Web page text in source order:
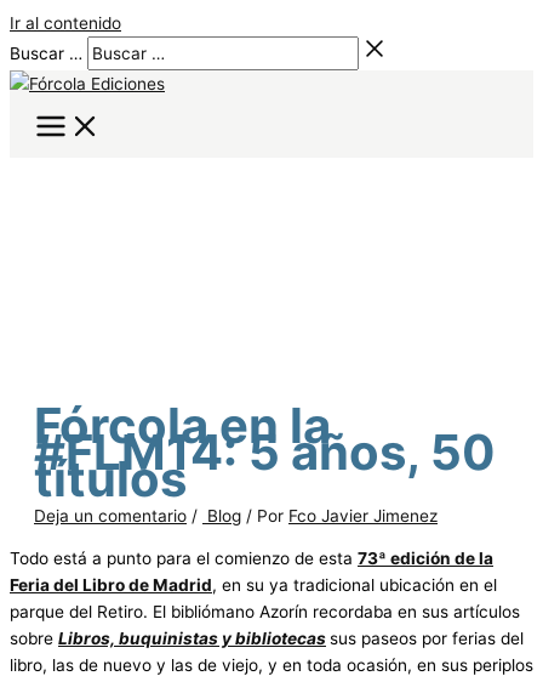
Ir al contenido
Buscar …
Fórcola en la
#FLM14: 5 años, 50
títulos
Deja un comentario / Blog / Por Fco Javier Jimenez
Todo está a punto para el comienzo de esta 73ª edición de la
Feria del Libro de Madrid, en su ya tradicional ubicación en el
parque del Retiro. El bibliómano Azorín recordaba en sus artículos
sobre Libros, buquinistas y bibliotecassus paseos por ferias del
libro, las de nuevo y las de viejo, y en toda ocasión, en sus periplos